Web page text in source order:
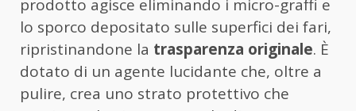
prodotto agisce eliminando i micro-graffi e
lo sporco depositato sulle superfici dei fari,
ripristinandone la trasparenza originale. È
dotato di un agente lucidante che, oltre a
pulire, crea uno strato protettivo che